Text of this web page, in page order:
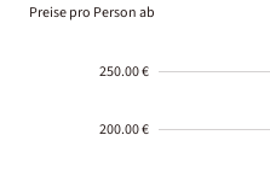
Preise pro Person ab
250.00 €
200.00 €